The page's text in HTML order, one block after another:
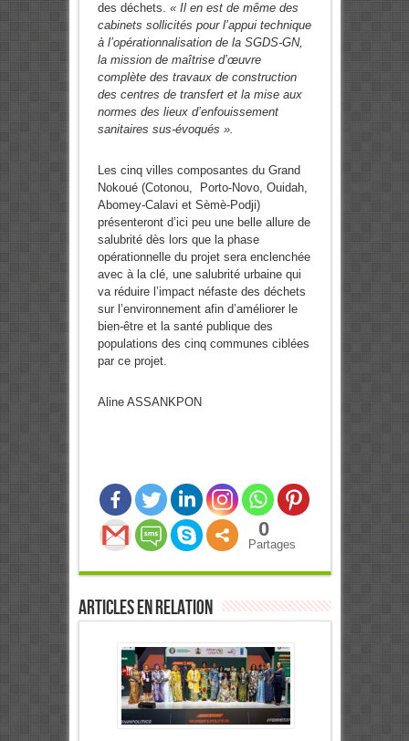
des déchets. « Il en est de même des
cabinets sollicités pour l’appui technique
à l’opérationnalisation de la SGDS-GN,
la mission de maîtrise d’œuvre
complète des travaux de construction
des centres de transfert et la mise aux
normes des lieux d’enfouissement
sanitaires sus-évoqués ».
Les cinq villes composantes du Grand
Nokoué (Cotonou, Porto-Novo, Ouidah,
Abomey-Calavi et Sèmè-Podji)
présenteront d’ici peu une belle allure de
salubrité dès lors que la phase
opérationnelle du projet sera enclenchée
avec à la clé, une salubrité urbaine qui
va réduire l’impact néfaste des déchets
sur l’environnement afin d’améliorer le
bien-être et la santé publique des
populations des cinq communes ciblées
par ce projet.
Aline ASSANKPON
0
Partages
Articles en relation